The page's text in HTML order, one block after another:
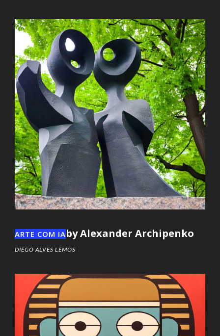
ARTE COM IAby Alexander Archipenko
DIEGO ALVES LEMOS